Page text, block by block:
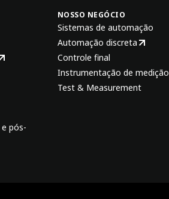
pós-
NOSSO NEGÓCIO
Sistemas de automação
Automação discreta
Controle final
Instrumentação de medição
Test & Measurement